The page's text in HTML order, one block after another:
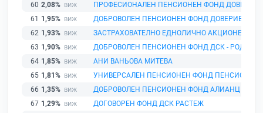
60 2,08%
ПРОФЕСИОНАЛЕН ПЕНСИОНЕН ФОНД ДОВЕРИЕ
61
1,95%
ДОБРОВОЛЕН ПЕНСИОНЕН ФОНД ДОВЕРИЕ
62 1,93%
ЗАСТРАХОВАТЕЛНО ЕДНОЛИЧНО АКЦИОНЕРНО
63 1,90%
ДОБРОВОЛЕН ПЕНСИОНЕН ФОНД ДСК - РОДИНА
64 1,85%
АНИ ВАНЬОВА МИТЕВА
65 1,81%
УНИВЕРСАЛЕН ПЕНСИОНЕН ФОНД
66 1,35%
ДОБРОВОЛЕН ПЕНСИОНЕН ФОНД АЛИАНЦ
67 1,29%
ДОГОВОРЕН ФОНД ДСК РАСТЕЖ